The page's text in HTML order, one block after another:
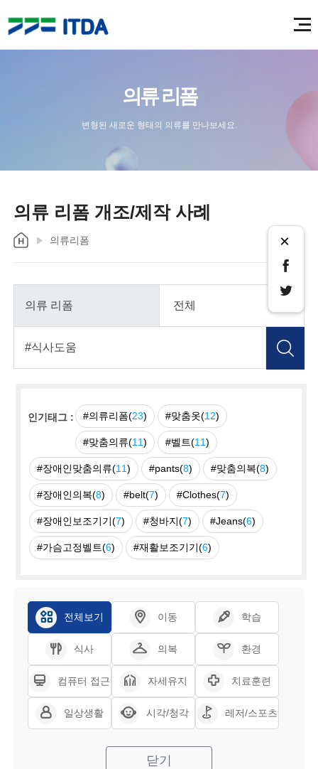
의류 리폼
변형된 새로운 형태의 의류를 만나보세요.
의류 리폼 개조/제작 사례
의류리폼 ×
인기태그 : #의류리폼(23) #맞춤옷(12)
#맞춤의류(11) #벨트(11)
#장애인맞춤의류(11) #pants(8) #맞춤의복(8)
#장애인의복(8) #belt(7) #Clothes(7)
#장애인보조기기(7) #청바지(7) #Jeans(6)
#가슴고정벨트(6) #재활보조기기(6)
전체보기 이동 학습
식사 의복 환경
컴퓨터 접근 자세유지 치료훈련
일상생활 시각/청각 레저/스포츠
닫기